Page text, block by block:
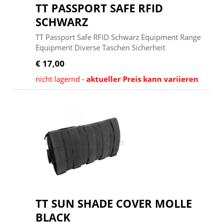
TT PASSPORT SAFE RFID
SCHWARZ
TT Passport Safe RFID Schwarz Equipment Range
Equipment Diverse Taschen Sicherheit
€ 17,00
nicht lagernd -aktueller Preis kann variieren
TT SUN SHADE COVER MOLLE
BLACK